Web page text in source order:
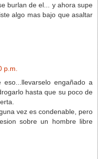
burlan de el... y ahora supe
algo mas bajo que asaltar
p.m.
engañado a
hasta que su poco de
vez es condenable, pero
sobre un hombre libre